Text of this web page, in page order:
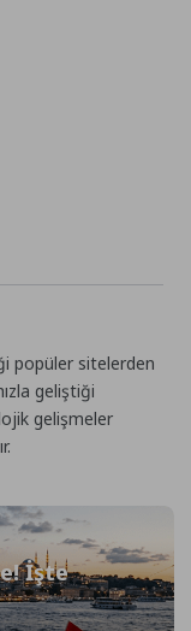
popüler sitelerden
geliştiği
gelişmeler
İşte